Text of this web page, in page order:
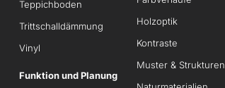
Teppichboden
Trittschalldämmung
Vinyl
Funktion und Planung
Holzoptik
Kontraste
Muster & Strukturen